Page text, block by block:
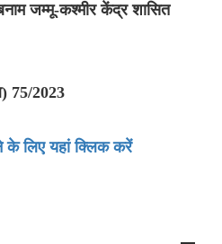
जम्मू-कश्मीर केंद्र शासित
75/2023
लिए यहां क्लिक करें